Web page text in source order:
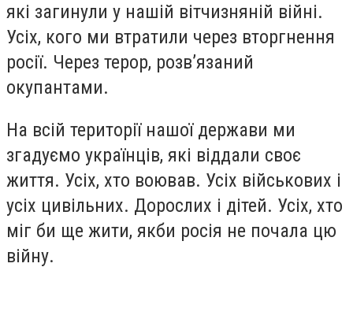
які загинули у нашій вітчизняній війні.
Усіх, кого ми втратили через вторгнення
росії. Через терор, розвʼязаний
окупантами.
На всій території нашої держави ми
згадуємо українців, які віддали своє
життя. Усіх, хто воював. Усіх військових і
усіх цивільних. Дорослих і дітей. Усіх, хто
міг би ще жити, якби росія не почала цю
війну.